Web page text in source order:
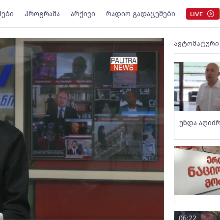
პროგრამა არქივი რადიო გადაცემები LIVE
უნდა
06:22